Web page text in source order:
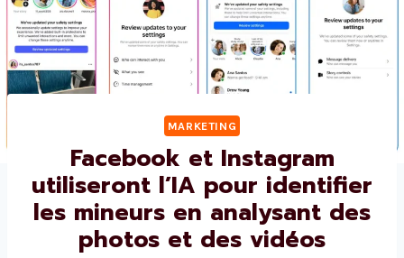
MARKETING
Facebook et Instagram
utiliseront l’IA pour identifier
les mineurs en analysant des
photos et des vidéos